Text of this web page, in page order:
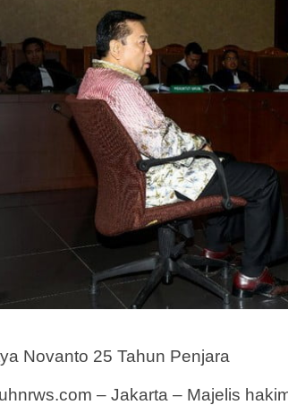
Novanto 25 Tahun Penjara
– Jakarta – Majelis